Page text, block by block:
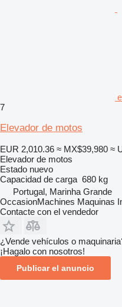
7
Elevador de motos
EUR 2,010.36 ≈ MX$39,980 ≈
Elevador de motos
Estado nuevo
Capacidad de carga 680 kg
Portugal, Marinha Grande
OccasionMachines Maquinas
Contacte con el vendedor
¿Vende vehículos o
¡Hagalo con nosotros!
Publicar el anuncio